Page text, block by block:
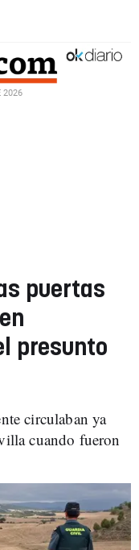
2026
puertas
presunto
circulaban ya
cuando fueron